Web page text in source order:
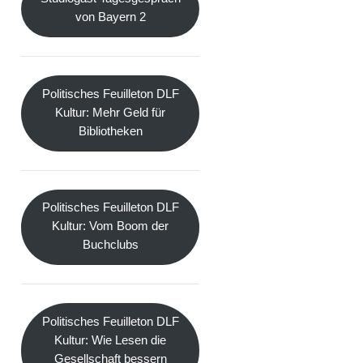
von Bayern 2
Politisches Feuilleton DLF
Kultur: Mehr Geld für
Bibliotheken
Politisches Feuilleton DLF
Kultur: Vom Boom der
Buchclubs
Politisches Feuilleton DLF
Kultur: Wie Lesen die
Gesellschaft bessern